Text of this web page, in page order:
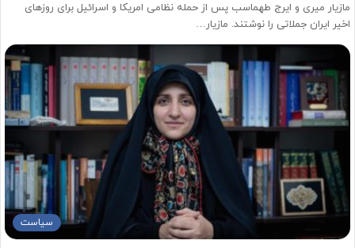
مازیار میری و ایرج طهماسب پس از حمله نظامی امریکا و اسرائیل برای روزهای
اخیر ایران جملاتی را نوشتند. مازیار…
سیاست